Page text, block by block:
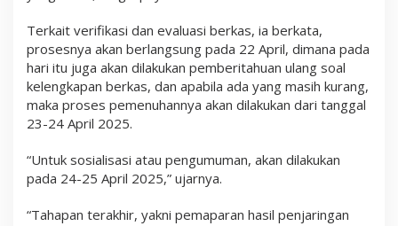
Terkait verifikasi dan evaluasi berkas, ia berkata,
prosesnya akan berlangsung pada 22 April, dimana pada
hari itu juga akan dilakukan pemberitahuan ulang soal
kelengkapan berkas, dan apabila ada yang masih kurang,
maka proses pemenuhannya akan dilakukan dari tanggal
23-24 April 2025.
“Untuk sosialisasi atau pengumuman, akan dilakukan
pada 24-25 April 2025,” ujarnya.
“Tahapan terakhir, yakni pemaparan hasil penjaringan